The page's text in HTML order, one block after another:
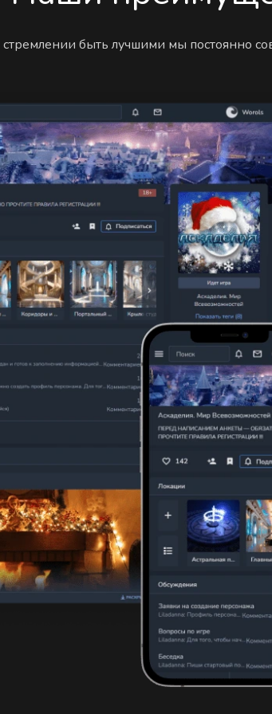
быть лучшими мы постоянно